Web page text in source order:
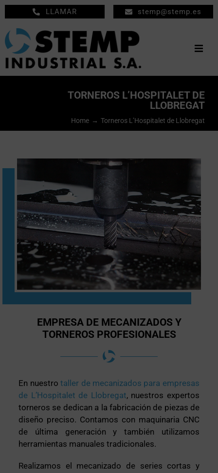
Saltar
al
contenido
LLAMAR stemp@stemp.es
NOTICIAS
CONTACTO
TORNEROS L’HOSPITALET DE
LLOBREGAT
Home Torneros L’Hospitalet de Llobregat
EMPRESA DE MECANIZADOS Y
TORNEROS PROFESIONALES
En nuestrotaller de mecanizados para empresas
de L’Hospitalet de Llobregat, nuestros expertos
torneros se dedican a la fabricación de piezas de
diseño preciso. Contamos con maquinaria CNC
de última generación y también utilizamos
herramientas manuales tradicionales.
Realizamos el mecanizado de series cortas y